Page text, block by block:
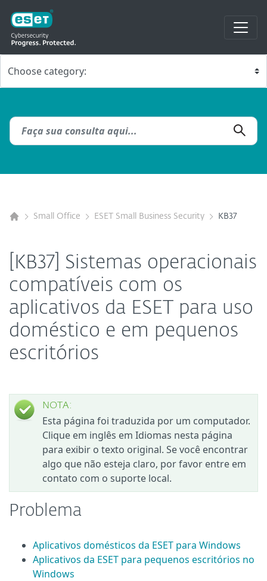
Small Office ESET Small Business Security KB37
[KB37] Sistemas operacionais
compatíveis com os
aplicativos da ESET para uso
doméstico e em pequenos
escritórios
NOTA:
Esta página foi traduzida por um computador.
Clique em inglês em Idiomas nesta página
para exibir o texto original. Se você encontrar
algo que não esteja claro, por favor entre em
contato com o suporte local.
Problema
Aplicativos domésticos da ESET para Windows
Aplicativos da ESET para pequenos escritórios no
Windows